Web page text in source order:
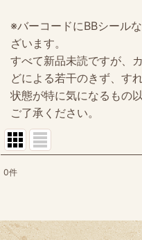
※バーコードにBBシール
ざいます。
すべて新品未読ですが、
どによる若干のきず、す
状態が特に気になるもの
ご了承ください。
並び順:
0件